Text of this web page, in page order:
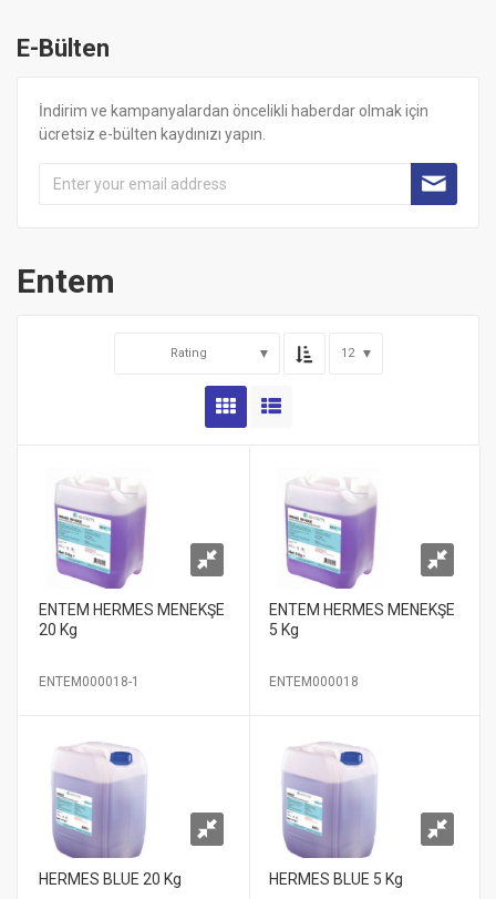
E-Bülten
İndirim ve kampanyalardan öncelikli haberdar olmak için
ücretsiz e-bülten kaydınızı yapın.
Entem
Rating 12
ENTEM HERMES MENEKŞE
20 Kg
ENTEM000018-1
ENTEM HERMES MENEKŞE
5 Kg
ENTEM000018
HERMES BLUE 20 Kg HERMES BLUE 5 Kg